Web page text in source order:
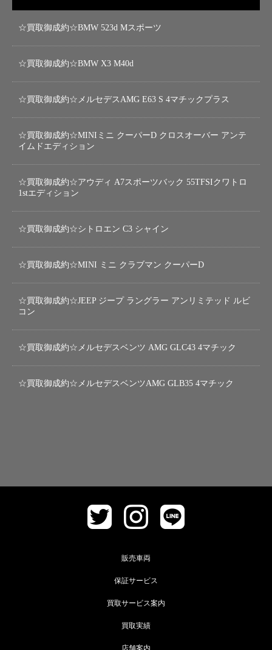
☆買取御成約☆BMW 523d Mスポーツ
☆買取御成約☆BMW X3 M40d
☆買取御成約☆メルセデスAMG E63 S 4マチックプラス
☆買取御成約☆MINIミニ クーパーD クロスオーバー アンテ
イムドエディション
☆買取御成約☆アウディ A7スポーツバック 55TFSIクワトロ
1stエディション
☆買取御成約☆シトロエン C3 シャイン
☆買取御成約☆MINI ミニ クラブマン クーパーD
☆買取御成約☆JEEP ジープ ラングラー アンリミテッド ルビ
コン
☆買取御成約☆メルセデスベンツ AMG GLC43 4マチック
☆買取御成約☆メルセデスベンツAMG GLB35 4マチック
販売車両
保証サービス
買取サービス案内
買取実績